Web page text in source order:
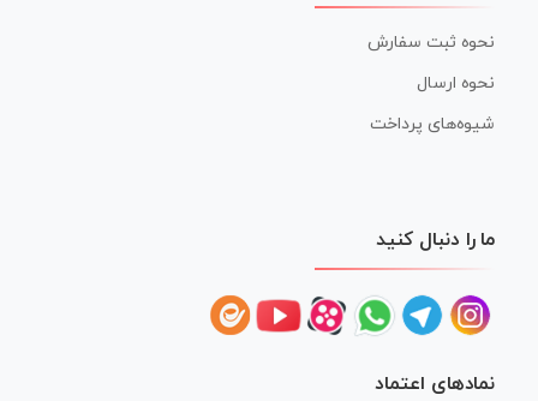
نحوه ثبت سفارش
نحوه ارسال
شیوه‌های پرداخت
ما را دنبال کنید
نمادهای اعتماد